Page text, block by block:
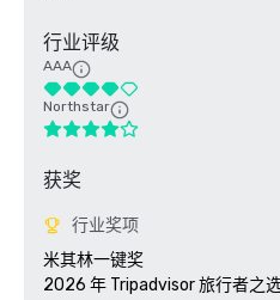
行业评级
AAA
Northstar
获奖
行业奖项
米其林一键奖
2026 年 Tripadvisor 旅行者之